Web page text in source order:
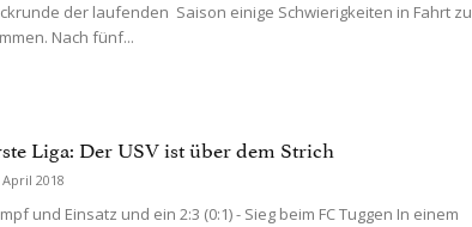
der laufenden Saison einige Schwierigkeiten in Fahrt zu
Nach fünf...
Liga: Der USV ist über dem Strich
April 2018
und Einsatz und ein 2:3 (0:1) - Sieg beim FC Tuggen In einem